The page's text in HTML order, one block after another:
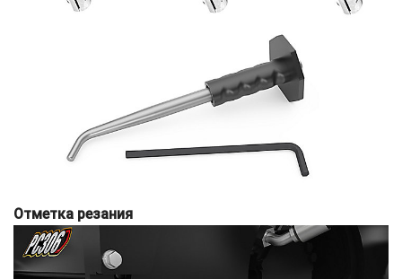
Отметка резания